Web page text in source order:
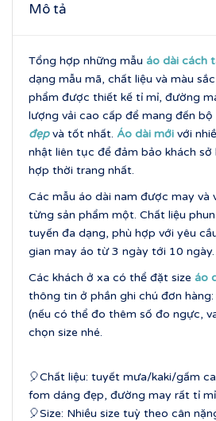
Mô tả
Tổng hợp những mẫu áo dài cách
dạng mẫu mã, chất liệu và màu
phẩm được thiết kế tỉ mỉ, đường
lượng vải cao cấp để mang đến bộ
đẹpvà tốt nhất. Áo dài mới với
nhật liên tục để đảm bảo khách sở
hợp thời trang nhất.
Các mẫu áo dài nam được may và
từng sản phẩm một. Chất liệu
tuyến đa dạng, phù hợp với yêu
gian may áo từ 3 ngày tới 10 ngày.
Các khách ở xa có thể đặt size áo
thông tin ở phần ghi chú đơn hàng:
(nếu có thể đo thêm số đo ngực,
chọn size nhé.
🎈Chất liệu: tuyết mưa/kaki/gấm
fom dáng đẹp, đường may rất tỉ
🎈Size: Nhiều size tuỳ theo cân